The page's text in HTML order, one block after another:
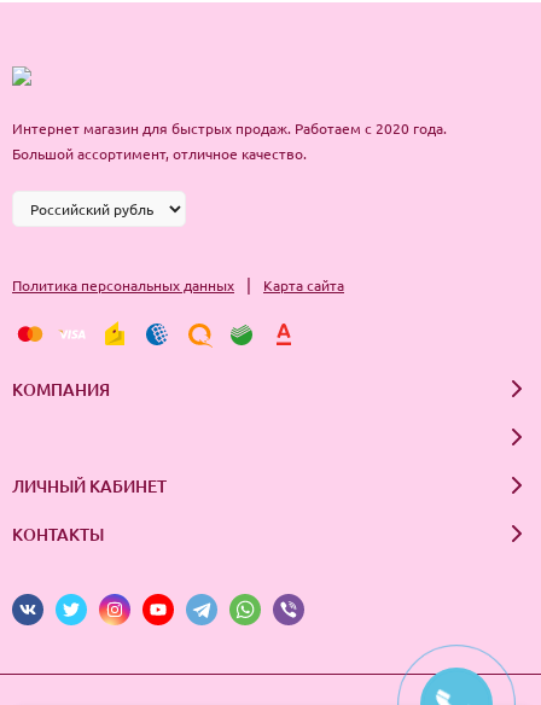
пригодна и быстро испортится, если постоянно применять еe
таким образом.
Смочить губку водой или нанести на нее каплю геля для
умывания. Сжать спонж в ладони несколько раз – для
движений, особо стоит заняться Т-зоной и проблемными
Интернет магазин для быстрых продаж. Работаем с 2020 года.
Большой ассортимент, отличное качество.
Политика персональных данных | Карта сайта
КОМПАНИЯ
ЛИЧНЫЙ КАБИНЕТ
КОНТАКТЫ